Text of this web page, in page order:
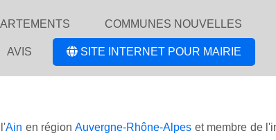
COMMUNES NOUVELLES
AVIS SITE INTERNET POUR MAIRIE
Ain en région Auvergne-Rhône-Alpeset membre de